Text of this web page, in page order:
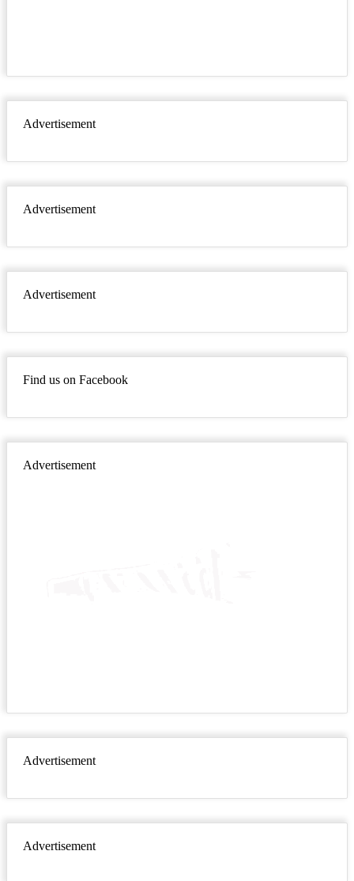
Advertisement
Advertisement
Advertisement
Find us on Facebook
Advertisement
Advertisement
Advertisement